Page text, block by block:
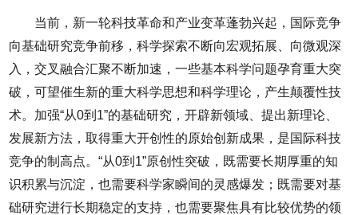
当前，新一轮科技革命和产业变革蓬勃兴起，国际竞争
向基础研究竞争前移，科学探索不断向宏观拓展、向微观深
入，交叉融合汇聚不断加速，一些基本科学问题孕育重大突
破，可望催生新的重大科学思想和科学理论，产生颠覆性技
术。加强“从0到1”的基础研究，开辟新领域、提出新理论、
发展新方法，取得重大开创性的原始创新成果，是国际科技
竞争的制高点。“从0到1”原创性突破，既需要长期厚重的知
识积累与沉淀，也需要科学家瞬间的灵感爆发；既需要对基
础研究进行长期稳定的支持，也需要聚焦具有比较优势的领